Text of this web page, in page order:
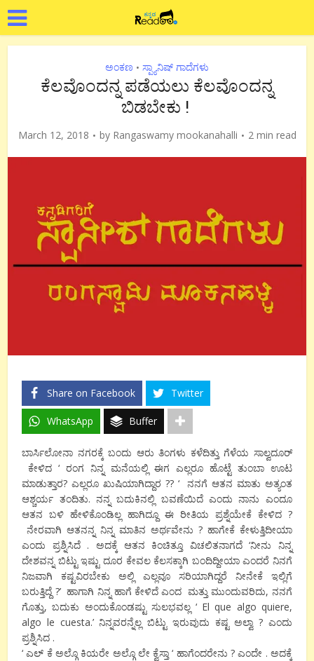
ಅಂಕಣ • ಸ್ಪ್ಯಾನಿಷ್ ಗಾದೆಗಳು
ಕೆಲವೊಂದನ್ನ ಪಡೆಯಲು ಕೆಲವೊಂದನ್ನ
ಬಿಡಬೇಕು !
March 12, 2018 by Rangaswamy mookanahalli 2 min read
Share on Facebook Twitter
WhatsApp Buffer
ಬಾರ್ಸಿಲೋನಾ ನಗರಕ್ಕೆ ಬಂದು ಆರು ತಿಂಗಳು ಕಳೆದಿತ್ತು ಗೆಳೆಯ ಸಾಲ್ವದೂರ್
ಕೇಳಿದ ‘ ರಂಗ ನಿನ್ನ ಮನೆಯಲ್ಲಿ ಈಗ ಎಲ್ಲರೂ ಹೊಟ್ಟೆ ತುಂಬಾ ಊಟ
ಮಾಡುತ್ತಾರ? ಎಲ್ಲರೂ ಖುಷಿಯಾಗಿದ್ದಾರ ?? ‘ ನನಗೆ ಆತನ ಮಾತು ಅತ್ಯಂತ
ಆಶ್ಚರ್ಯ ತಂದಿತು. ನನ್ನ ಬದುಕಿನಲ್ಲಿ ಬವಣೆಯಿದೆ ಎಂದು ನಾನು ಎಂದೂ
ಆತನ ಬಳಿ ಹೇಳಿಕೊಂಡಿಲ್ಲ ಹಾಗಿದ್ದೂ ಈ ರೀತಿಯ ಪ್ರಶ್ನೆಯೇಕೆ ಕೇಳಿದ ?
ನೇರವಾಗಿ ಆತನನ್ನ ನಿನ್ನ ಮಾತಿನ ಅರ್ಥವೇನು ? ಹಾಗೇಕೆ ಕೇಳುತ್ತಿದೀಯಾ
ಎಂದು ಪ್ರಶ್ನಿಸಿದೆ . ಅದಕ್ಕೆ ಆತನ ಕಿಂಚಿತ್ತೂ ವಿಚಲಿತನಾಗದೆ ‘ನೀನು ನಿನ್ನ
ದೇಶವನ್ನ ಬಿಟ್ಟು ಇಷ್ಟು ದೂರ ಕೇವಲ ಕೆಲಸಕ್ಕಾಗಿ ಬಂದಿದ್ದೀಯಾ ಎಂದರೆ ನಿನಗೆ
ನಿಜವಾಗಿ ಕಷ್ಟವಿರಬೇಕು ಅಲ್ಲಿ ಎಲ್ಲವೂ ಸರಿಯಾಗಿದ್ದರೆ ನೀನೇಕೆ ಇಲ್ಲಿಗೆ
ಬರುತ್ತಿದ್ದೆ ?’ ಹಾಗಾಗಿ ನಿನ್ನ ಹಾಗೆ ಕೇಳಿದೆ ಎಂದ ಮತ್ತು ಮುಂದುವರಿದು, ನನಗೆ
ಗೊತ್ತು, ಬದುಕು ಅಂದುಕೊಂಡಷ್ಟು ಸುಲಭವಲ್ಲ ‘ El que algo quiere,
algo le cuesta.’ ನಿನ್ನವರನ್ನೆಲ್ಲ ಬಿಟ್ಟು ಇರುವುದು ಕಷ್ಟ ಅಲ್ವಾ ? ಎಂದು
ಪ್ರಶ್ನಿಸಿದ .
‘ ಎಲ್ ಕೆ ಅಲ್ಗೊ ಕಿಯರೇ ಅಲ್ಗೊ ಲೇ ಕ್ವೆಸ್ತಾ ‘ ಹಾಗೆಂದರೇನು ? ಎಂದೇ . ಅದಕ್ಕೆ